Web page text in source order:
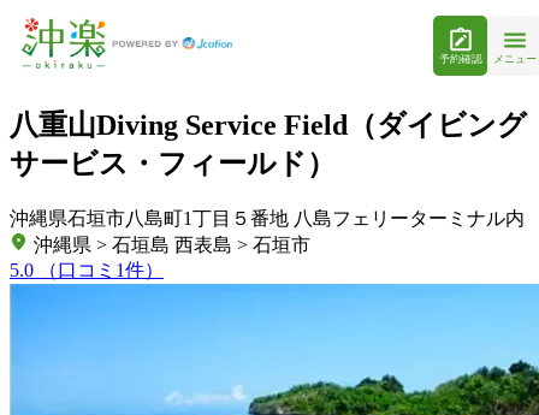
予約確認 メニュー
八重山Diving Service Field（ダイビング
サービス・フィールド）
沖縄県石垣市八島町1丁目５番地 八島フェリーターミナル内
沖縄県 > 石垣島 西表島 > 石垣市
5.0
（口コミ1件）